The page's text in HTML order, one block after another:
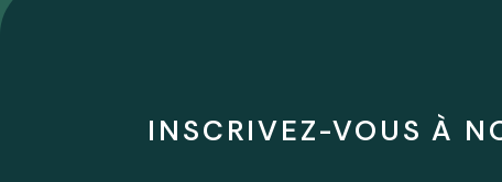
INSCRIVEZ-VOUS À